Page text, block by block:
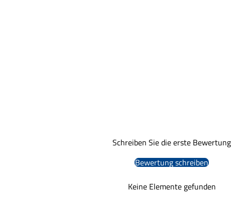
Schreiben Sie die erste Bewertung
Bewertung schreiben
Keine Elemente gefunden